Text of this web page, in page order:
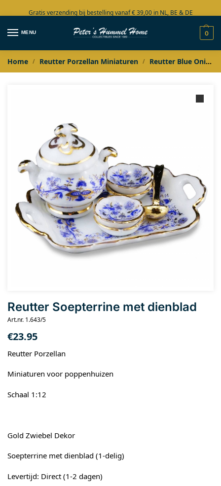
Gratis verzending bij bestelling vanaf € 39,00 in NL, BE & DE
Grote collectie in voorraad
MENU 0
Home / Reutter Porzellan Miniaturen / Reutter Blue Onion Gold
Reutter Soepterrine met dienblad
Art.nr. 1.643/5
€23.95
Reutter Porzellan
Miniaturen voor poppenhuizen
Schaal 1:12
Gold Zwiebel Dekor
Soepterrine met dienblad (1-delig)
Levertijd: Direct (1-2 dagen)